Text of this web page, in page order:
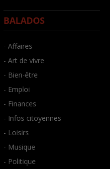
BALADOS
- Affaires
- Art de vivre
- Bien-être
- Emploi
- Finances
- Infos citoyennes
- Loisirs
- Musique
- Politique